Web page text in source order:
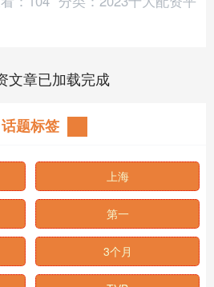
文章已加载完成
话题标签
上海
第一
3个月